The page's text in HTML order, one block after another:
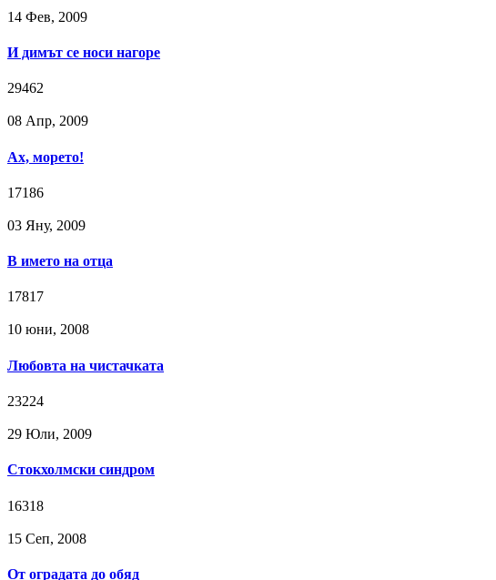
14 Фев, 2009
И димът се носи нагоре
29462
08 Апр, 2009
Ах, морето!
17186
03 Яну, 2009
В името на отца
17817
10 юни, 2008
Любовта на чистачката
23224
29 Юли, 2009
Стокхолмски синдром
16318
15 Сeп, 2008
От оградата до обяд